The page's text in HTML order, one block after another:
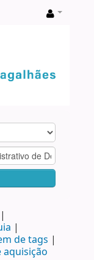
de tags
aquisição